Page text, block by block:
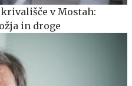
v Mostah:
in droge